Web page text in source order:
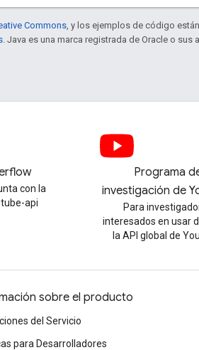
Commons , y los ejemplos de código
. Java es una marca registrada de Oracle o sus
con la
api
Programa
investigación de
Para
interesados en usar
la API global de
sobre el producto
del Servicio
para Desarrolladores